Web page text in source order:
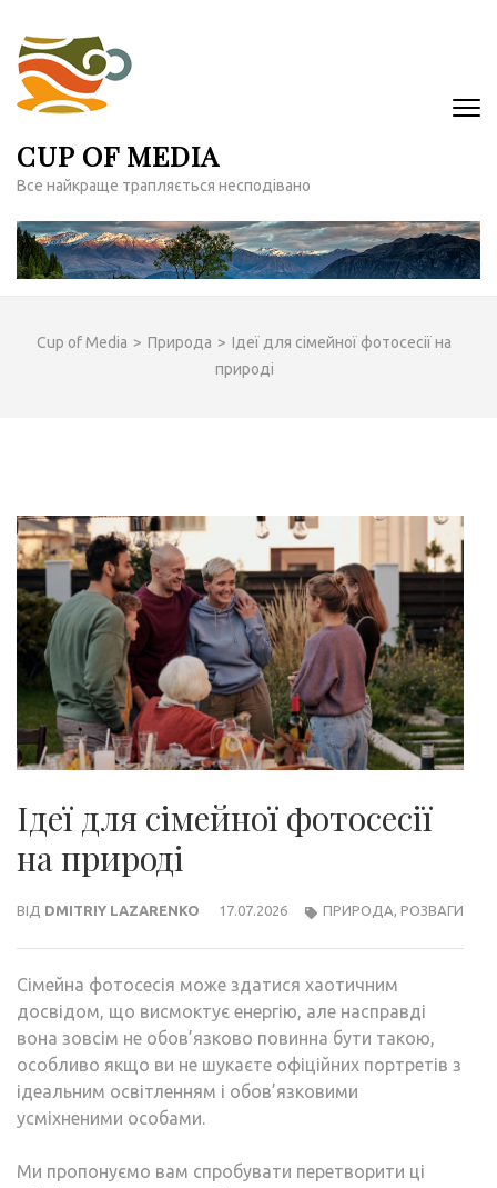
вмісту
(натисніть
Enter)
CUP OF MEDIA
Все найкраще трапляється несподівано
Cup of Media > Природа > Ідеї ​​для сімейної фотосесії на
природі
Ідеї ​​для сімейної фотосесії
на природі
ВІД DMITRIY LAZARENKO 17.07.2026 ПРИРОДА, РОЗВАГИ
Сімейна фотосесія може здатися хаотичним
досвідом, що висмоктує енергію, але насправді
вона зовсім не обов’язково повинна бути такою,
особливо якщо ви не шукаєте офіційних портретів з
ідеальним освітленням і обов’язковими
усміхненими особами.
Ми пропонуємо вам спробувати перетворити ці